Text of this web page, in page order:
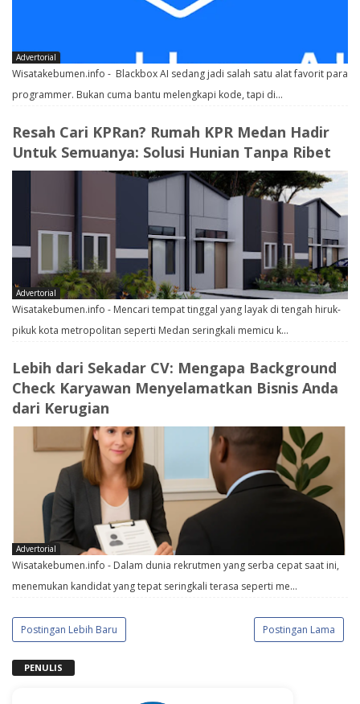
Advertorial
Wisatakebumen.info - Blackbox AI sedang jadi salah satu alat favorit para
programmer. Bukan cuma bantu melengkapi kode, tapi di…
Resah Cari KPRan? Rumah KPR Medan Hadir
Untuk Semuanya: Solusi Hunian Tanpa Ribet
Advertorial
Wisatakebumen.info - Mencari tempat tinggal yang layak di tengah hiruk-
pikuk kota metropolitan seperti Medan seringkali memicu k…
Lebih dari Sekadar CV: Mengapa Background
Check Karyawan Menyelamatkan Bisnis Anda
dari Kerugian
Advertorial
Wisatakebumen.info - Dalam dunia rekrutmen yang serba cepat saat ini,
menemukan kandidat yang tepat seringkali terasa seperti me…
Postingan Lebih Baru Postingan Lama
PENULIS